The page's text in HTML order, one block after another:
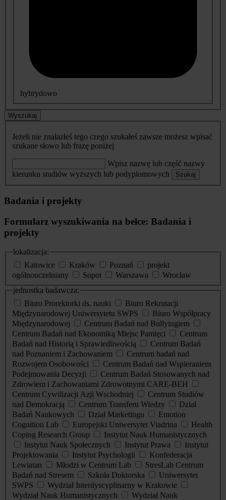
hybrydowo
Wyszukaj
Jeżeli nie znalazłeś tego czego szukałeś zawsze możesz wpisać
szukane słowo lub frazę poniżej
Wpisz nazwę lub część nazwy
kierunku studiów wyższych lub podyplomowych
Szukaj
Badania i projekty
Formularz wyszukiwania na belce: Badania i
projekty
lokalizacja:
Katowice
Kraków Poznań
projekt
ogólnouczelniany
Sopot Warszawa
Wrocław
jednostka badawcza:
Biuro Prorektorki ds. nauki
Biuro Rekrutacji
Międzynarodowej Uniwersytetu SWPS
Biuro Współpracy
Międzynarodowej
Centrum Badań nad Bullyingiem
Centrum Badań nad Ekonomiką Miejsc Pamięci
Centrum
Badań nad Historią i Sprawiedliwością
Centrum Badań
nad Poznaniem i Zachowaniem
Centrum badań nad
Rozwojem Osobowości
Centrum Badań nad Wspieraniem
Podejmowania Decyzji
Centrum Badań Stosowanych nad
Zdrowiem i Zachowaniami Zdrowotnymi CARE-BEH
Centrum Cywilizacji Azji Wschodniej
Centrum Studiów
nad Demokracją
Centrum Transferu Wiedzy
Dział
Badań Naukowych
Dział Marketingu
Emotion
Cognition Lab
Europejski Uniwersytet Viadrina
Health
Coping Research Group
Instytut Nauk Humanistycznych
Instytut Nauk Społecznych
Instytut Prawa
Instytut
Projektowania
Instytut Psychologii
Konfederacja
Lewiatan
Młodzi w Centrum Lab
StresLab Centrum
Badań nad Stresem
Szkoła Doktorska
Uniwersytet
SWPS
Wydział Interdyscyplinarny w Krakowie
Wydział Nauk Humanistycznych
Wydział Nauk